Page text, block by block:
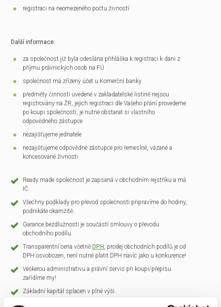
registraci na neomezeného počtu živností
Další informace:
za společnost již byla odeslána přihláška k registraci k dani z
příjmu právnických osob na FÚ
společnost má zřízený účet u Komerční banky
předměty činnosti uvedené v zakladatelské listině nejsou
registrovány na ŽR, jejich registraci dle Vašeho přání provedeme
po koupi společnosti, je nutné obstarat si vlastního
odpovědného zástupce
nezajišťujeme jednatele
nezajišťujeme odpovědné zástupce pro řemeslné, vázané a
koncesované živnosti
Ready made společnost je zapsaná v obchodním rejstříku a má
IČ.
Všechny podklady pro převod společnosti připravíme do hodiny,
podnikáte okamžitě.
Garance bezdlužnosti je součástí smlouvy o převodu
obchodního podílu.
Transparentní cena včetně DPH , prodej obchodních podílů je od
DPH osvobozen, není nutné platit DPH navíc jako u konkurence!
Veškerou administrativu a právní servis při koupi/přepisu
zařídíme my!
Základní kapitál splacen v plné výši.